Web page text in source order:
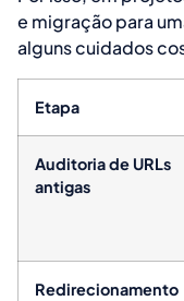
e migração para
alguns cuidados
Etapa
Auditoria de URLs
antigas
Redirecionamento